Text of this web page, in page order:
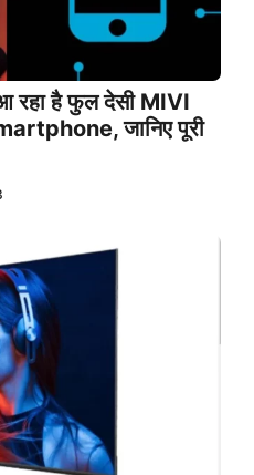
रहा है फुल देसी MIVI
जानिए पूरी